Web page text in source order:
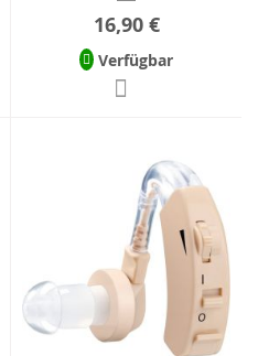
16,90 €
Verfügbar